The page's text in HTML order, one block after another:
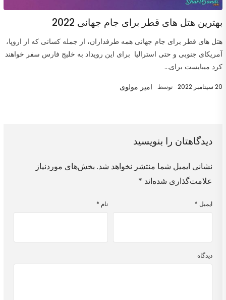
بهترین هتل های قطر برای جام جهانی 2022
هتل های قطر برای جام جهانی همه طرفداران، از جمله کسانی که از اروپا،
آمریکای جنوبی و حتی استرالیا برای این رویداد به خلیج فارس سفر خواهند
کرد میبایست برای...
20 سپتامبر 2022 توسط امیر مولوی
دیدگاهتان را بنویسید
نشانی ایمیل شما منتشر نخواهد شد. بخش‌های موردنیاز
علامت‌گذاری شده‌اند *
نام * ایمیل *
دیدگاه